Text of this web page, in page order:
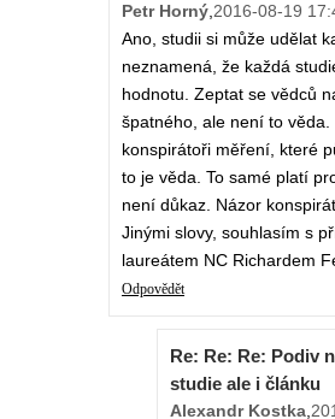
Petr Horný,2016-08-19
Ano, studii si může udělat
neznamená, že každá
hodnotu. Zeptat se vědců
špatného, ale není to
konspirátoři měření, které
to je věda. To samé platí
není důkaz. Názor
Jinými slovy, souhlasím s
laureátem NC Richardem
Odpovědět
Re: Re: Re: Podiv
studie ale i článku
Alexandr Kostka,